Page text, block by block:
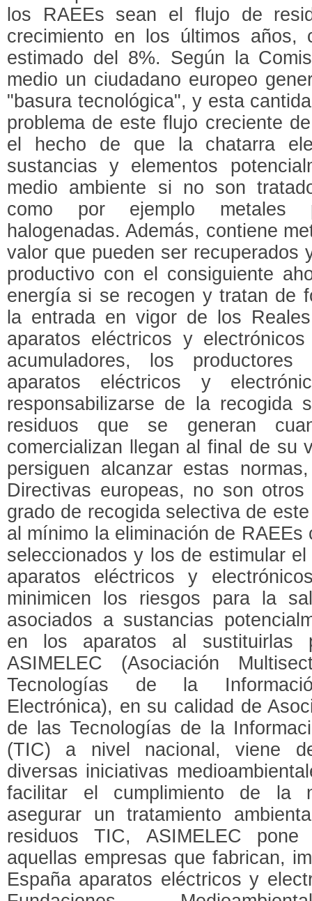
los RAEEs sean el flujo de
crecimiento en los últimos años,
estimado del 8%. Según la
medio un ciudadano europeo
"basura tecnológica", y esta
problema de este flujo creciente
el hecho de que la chatarra
sustancias y elementos
medio ambiente si no son
como por ejemplo metales
halogenadas. Además, contiene
valor que pueden ser recuperados
productivo con el consiguiente
energía si se recogen y tratan de
la entrada en vigor de los
aparatos eléctricos y
acumuladores, los
aparatos eléctricos y
responsabilizarse de la recogida
residuos que se generan
comercializan llegan al final de su
persiguen alcanzar estas
Directivas europeas, no son
grado de recogida selectiva de
al mínimo la eliminación de
seleccionados y los de estimular
aparatos eléctricos y
minimicen los riesgos para la
asociados a sustancias
en los aparatos al sustituirlas
ASIMELEC (Asociación
Tecnologías de la
Electrónica), en su calidad de
de las Tecnologías de la
(TIC) a nivel nacional, viene
diversas iniciativas
facilitar el cumplimiento de la
asegurar un tratamiento
residuos TIC, ASIMELEC
aquellas empresas que fabrican,
España aparatos eléctricos y